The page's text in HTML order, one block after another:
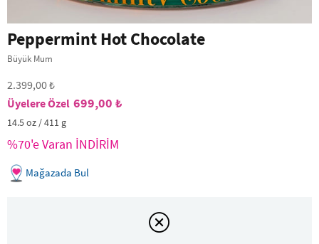
Peppermint Hot Chocolate
Büyük Mum
2.399,00 ₺
699,00 ₺
14.5 oz / 411 g
%70'e Varan İNDİRİM
Mağazada Bul